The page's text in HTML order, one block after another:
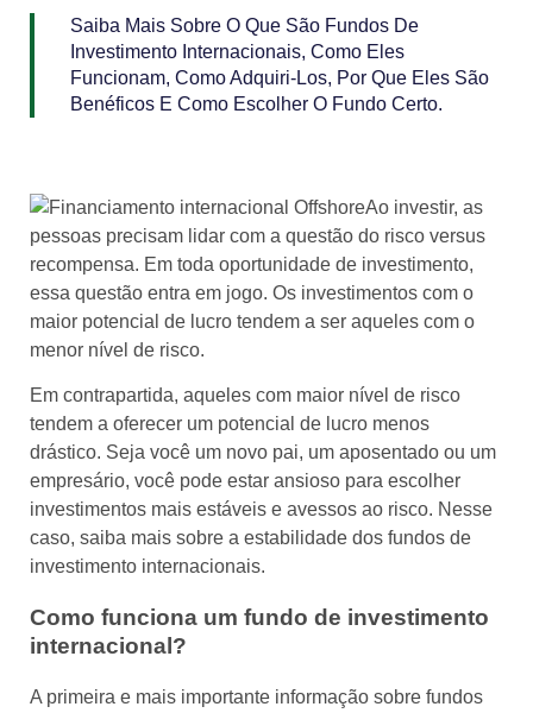
Saiba Mais Sobre O Que São Fundos De
Investimento Internacionais, Como Eles
Funcionam, Como Adquiri-Los, Por Que Eles São
Benéficos E Como Escolher O Fundo Certo.
Ao investir, as
pessoas precisam lidar com a questão do risco versus
recompensa. Em toda oportunidade de investimento,
essa questão entra em jogo. Os investimentos com o
maior potencial de lucro tendem a ser aqueles com o
menor nível de risco.
Em contrapartida, aqueles com maior nível de risco
tendem a oferecer um potencial de lucro menos
drástico. Seja você um novo pai, um aposentado ou um
empresário, você pode estar ansioso para escolher
investimentos mais estáveis e avessos ao risco. Nesse
caso, saiba mais sobre a estabilidade dos fundos de
investimento internacionais.
Como funciona um fundo de investimento
internacional?
A primeira e mais importante informação sobre fundos